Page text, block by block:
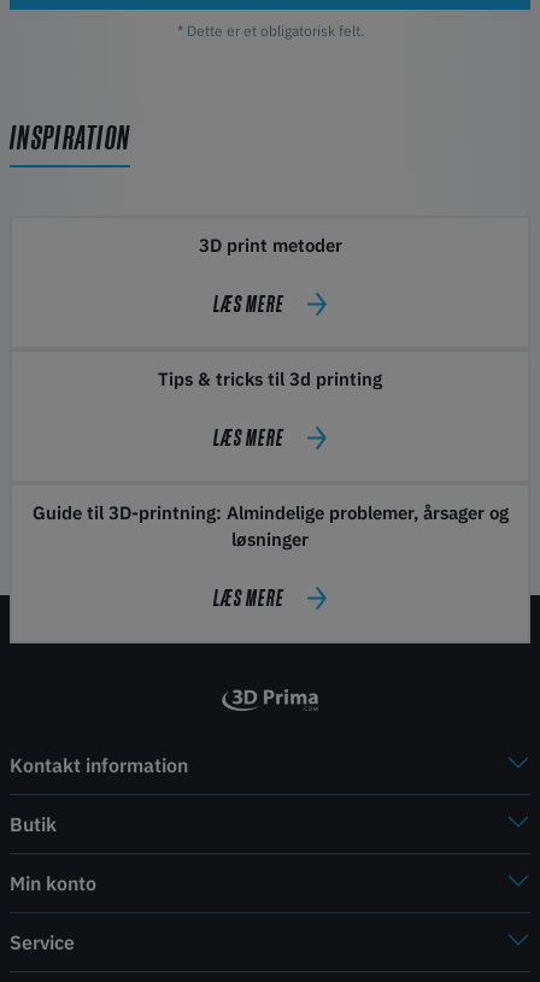
* Dette er et obligatorisk felt.
INSPIRATION
3D print metoder
LÆS MERE
Tips & tricks til 3d printing
LÆS MERE
Guide til 3D-printning: Almindelige problemer, årsager og
løsninger
LÆS MERE
Kontakt information
Butik
Min konto
Service